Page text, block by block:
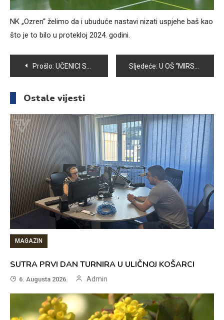
NK „Ozren“ želimo da i ubuduće nastavi nizati uspjehe baš kao
što je to bilo u protekloj 2024. godini.
Navigacija
članaka
Prošlo: UČENICI SREDNJOŠKOLSKOG CENTRA VOGOŠĆA PRVO POLUGODIŠTE ZAVRŠILI SREDNJOM OCJENOM 3,21 Sljedeće: U OŠ “MIRSAD PRNJAVORAC” SVE SPREMNO ZA DRUGO POLUGODIŠTE
Ostale vijesti
MAGAZIN
SUTRA PRVI DAN TURNIRA U ULIČNOJ KOŠARCI
6. Augusta 2026. Admin